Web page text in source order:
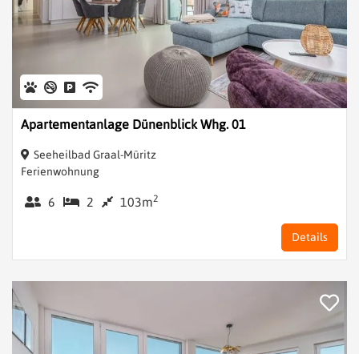
Apartementanlage Dünenblick Whg. 01
Seeheilbad Graal-Müritz
Ferienwohnung
6 2 103m2
Details